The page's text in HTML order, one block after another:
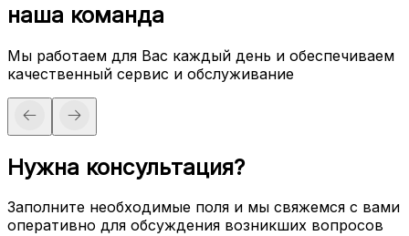
наша команда
Мы работаем для Вас каждый день и обеспечиваем
качественный сервис и обслуживание
Нужна консультация?
Заполните необходимые поля и мы свяжемся с вами
оперативно для обсуждения возникших вопросов